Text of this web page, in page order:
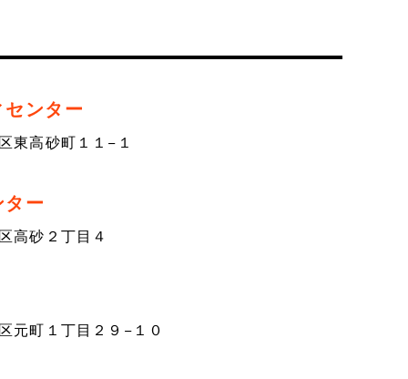
ンター
東高砂町１１−１
ー
高砂２丁目４
元町１丁目２９−１０